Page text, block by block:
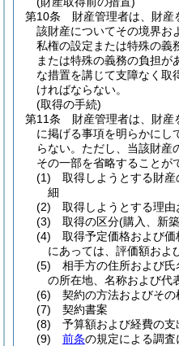
第10条
財産管理者は、財産
該財産についてその境界お
私権の設定または特殊の義
または特殊の義務の負担が
な措置を講じて支障なく取
ければならない。
(取得の手続)
第11条
財産管理者は、財産
に掲げる事項を明らかにし
らない。 ただし、当該財産
その一部を省略することが
(1)
取得しようとする財
細
(2)
取得しようとする理由
(3)
取得の区分(購入、新
(4)
取得予定価格および
にあっては、評価額およ
(5)
相手方の住所および氏
の所在地、名称および代
(6)
契約の方法およびその
(7)
契約書案
(8)
予算額および経費の支
(9)
前条の規定による調